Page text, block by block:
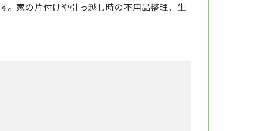
。家の片付けや引っ越し時の不用品整理、生